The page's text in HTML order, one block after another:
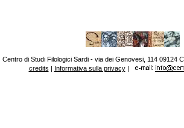
Centro di Studi Filologici Sardi - via dei Genovesi, 114 09124
credits
Informativa sulla privacy|